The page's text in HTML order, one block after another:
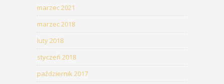
marzec 2021
marzec 2018
luty 2018
styczeń 2018
październik 2017